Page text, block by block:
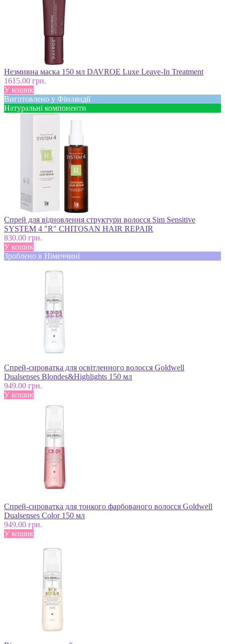
Незмивна маска 150 мл DAVROE Luxe Leave-In Treatment
1615.00 грн.
У кошик
Виготовлено у Фінляндії
Натуральні компоненти
Спрей для відновлення структури волосся Sim Sensitive
SYSTEM 4 "R" CHITOSAN HAIR REPAIR
830.00 грн.
У кошик
Зроблено в Німеччині
Спрей-сироватка для освітленного волосся Goldwell
Dualsenses Blondes&Highlights 150 мл
949.00 грн.
У кошик
Спрей-сироватка для тонкого фарбованого волосся Goldwell
Dualsenses Color 150 мл
949.00 грн.
У кошик